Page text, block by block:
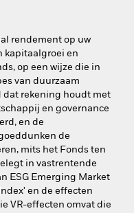
rendement op uw
kapitaalgroei en
op een wijze die in
van duurzaam
dat rekening houdt met
en governance
en de
de
mits het Fonds ten
in vastrentende
ESG Emerging Market
en de effecten
VR-effecten omvat die